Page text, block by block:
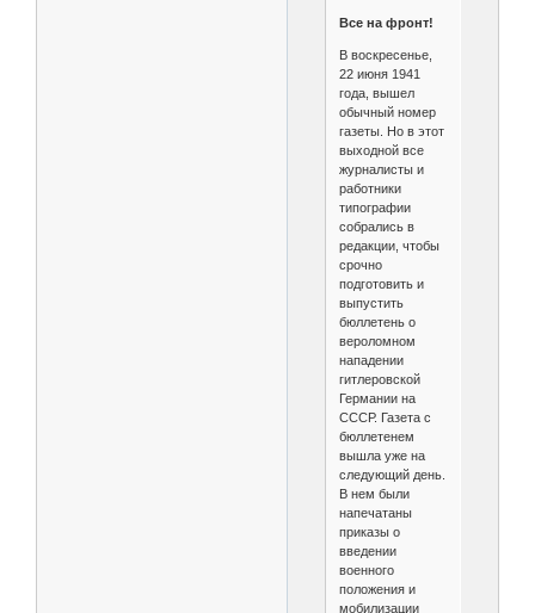
Все на фронт!
В воскресенье,
22 июня 1941
года, вышел
обычный номер
газеты. Но в этот
выходной все
журналисты и
работники
типографии
собрались в
редакции, чтобы
срочно
подготовить и
выпустить
бюллетень о
вероломном
нападении
гитлеровской
Германии на
СССР. Газета с
бюллетенем
вышла уже на
следующий день.
В нем были
напечатаны
приказы о
введении
военного
положения и
мобилизации